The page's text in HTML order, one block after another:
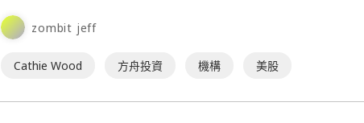
對多檔加密相關股票的布局，在市場明顯⋯
zombit jeff
Cathie Wood 方舟投資 機構 美股